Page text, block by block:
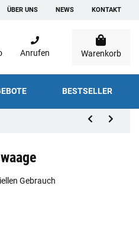
ÜBER UNS NEWS KONTAKT
Anrufen Warenkorb
BESTSELLER
Gebrauch